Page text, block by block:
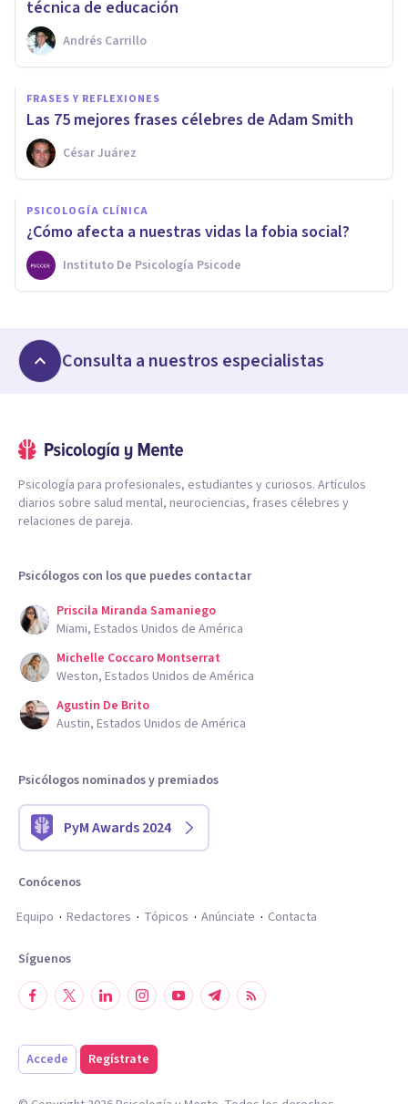
técnica de educación
Andrés Carrillo
FRASES Y REFLEXIONES
Las 75 mejores frases célebres de Adam Smith
César Juárez
PSICOLOGÍA CLÍNICA
¿Cómo afecta a nuestras vidas la fobia social?
Instituto De Psicología Psicode
Consulta a nuestros especialistas
Psicología para profesionales, estudiantes y curiosos. Artículos
diarios sobre salud mental, neurociencias, frases célebres y
relaciones de pareja.
Psicólogos con los que puedes contactar
Priscila Miranda Samaniego
Miami, Estados Unidos de América
Michelle Coccaro Montserrat
Weston, Estados Unidos de América
Agustin De Brito
Austin, Estados Unidos de América
Psicólogos nominados y premiados
PyM Awards 2024
Conócenos
Equipo
Redactores Tópicos Anúnciate Contacta
Síguenos
Accede Regístrate